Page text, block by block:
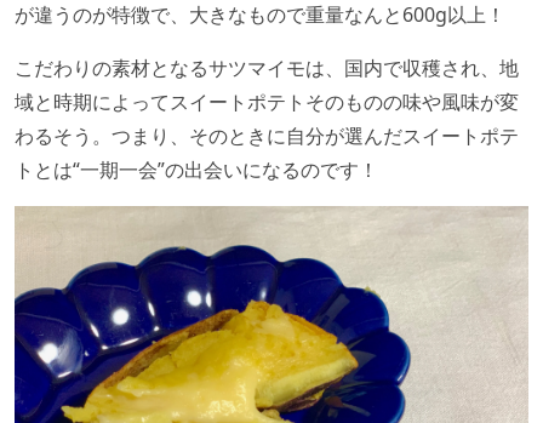
が違うのが特徴で、大きなもので重量なんと600g以上！
こだわりの素材となるサツマイモは、国内で収穫され、地
域と時期によってスイートポテトそのものの味や風味が変
わるそう。つまり、そのときに自分が選んだスイートポテ
トとは“一期一会”の出会いになるのです！